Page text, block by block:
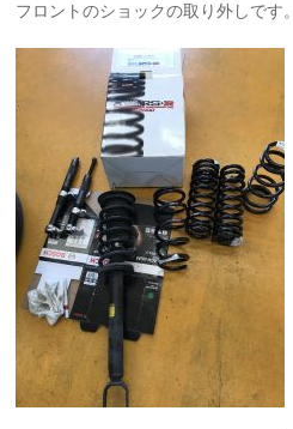
フロントのショックの取り外しです。